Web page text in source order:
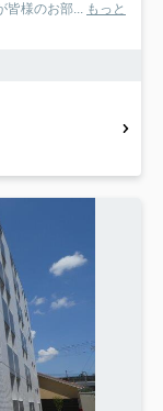
皆様のお部... もっと